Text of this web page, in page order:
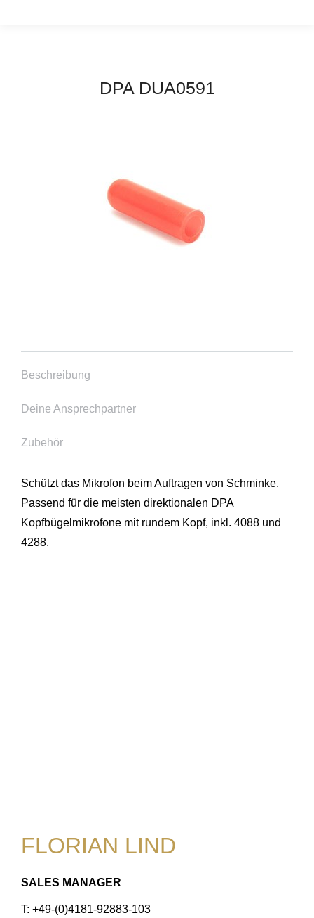
DPA DUA0591
Beschreibung
Deine Ansprechpartner
Zubehör
Schützt das Mikrofon beim Auftragen von Schminke.
Passend für die meisten direktionalen DPA
Kopfbügelmikrofone mit rundem Kopf, inkl. 4088 und
4288.
FLORIAN LIND
SALES MANAGER
T: +49-(0)4181-92883-103